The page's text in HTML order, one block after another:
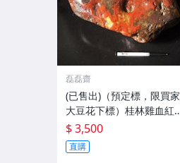
磊磊齋
(已售出)（預定標，限買家
大豆花下標）桂林雞血紅
石 35*31*17公分 / 22公
斤重+28*19*9，7公斤二
石優惠標
$ 3,500
直購